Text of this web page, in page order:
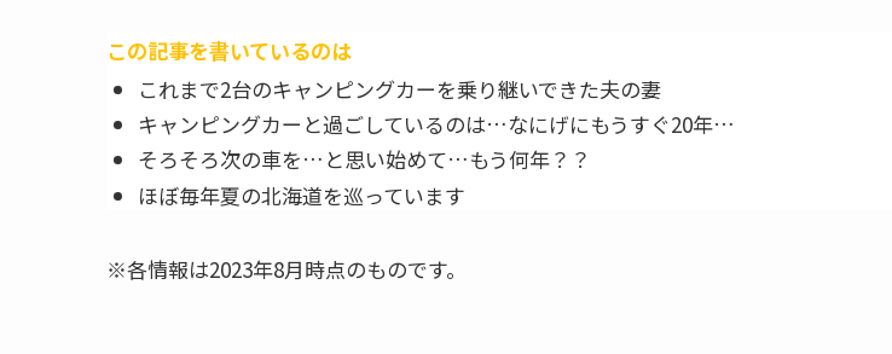
この記事を書いているのは
これまで2台のキャンピングカーを乗り継いできた夫の妻
キャンピングカーと過ごしているのは…なにげにもうすぐ20年…
そろそろ次の車を…と思い始めて…もう何年？？
ほぼ毎年夏の北海道を巡っています
※各情報は2023年8月時点のものです。